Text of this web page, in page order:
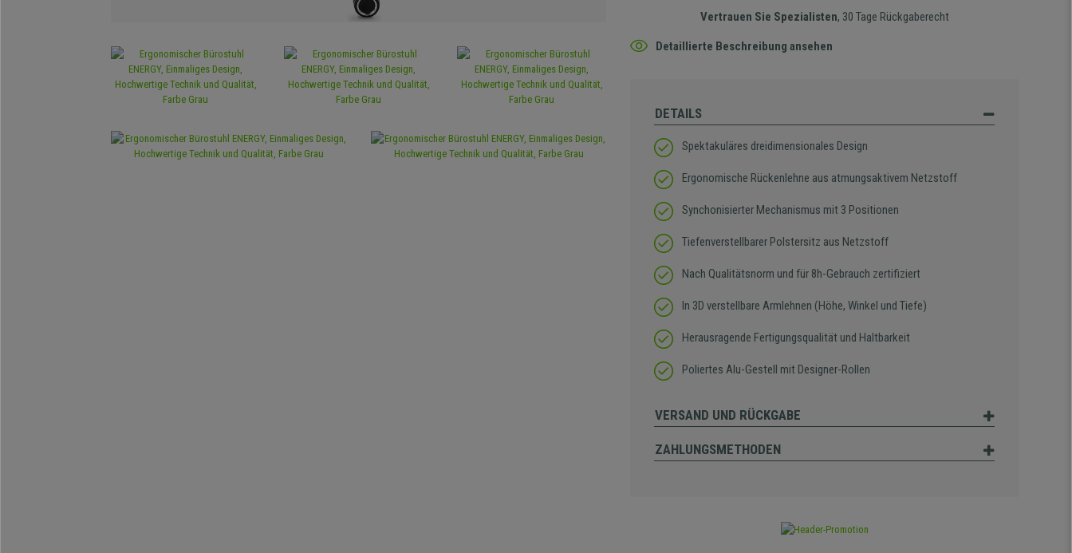
Vertrauen Sie Spezialisten, 30 Tage Rückgaberecht
Detaillierte Beschreibung ansehen
DETAILS
Spektakuläres dreidimensionales Design
Ergonomische Rückenlehne aus atmungsaktivem Netzstoff
Synchonisierter Mechanismus mit 3 Positionen
Tiefenverstellbarer Polstersitz aus Netzstoff
Nach Qualitätsnorm und für 8h-Gebrauch zertifiziert
In 3D verstellbare Armlehnen (Höhe, Winkel und Tiefe)
Herausragende Fertigungsqualität und Haltbarkeit
Poliertes Alu-Gestell mit Designer-Rollen
VERSAND UND RÜCKGABE
ZAHLUNGSMETHODEN